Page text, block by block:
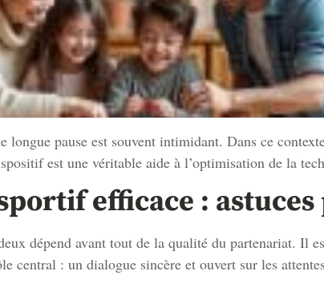
longue pause est souvent intimidant. Dans ce
est une véritable aide à l’optimisation de la
efficace :
dépend avant tout de la qualité du partenariat. Il
central : un dialogue sincère et ouvert sur les